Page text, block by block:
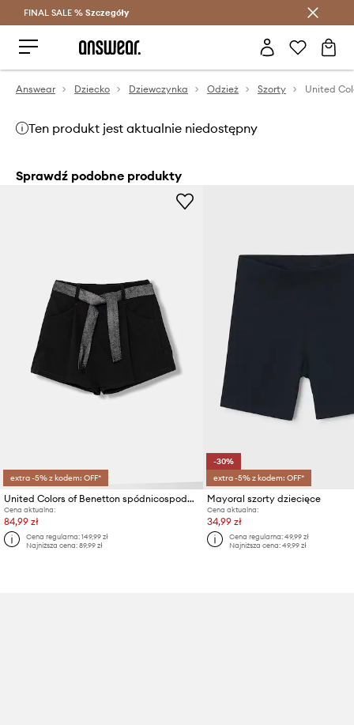
Oszczędzaj z Answear Club >
FINAL SALE % Szczegóły
Answear Dziecko Dziewczynka Odzież Szorty
Ten produkt jest aktualnie niedostępny
Sprawdź podobne produkty
extra -5% z kodem: OFF*
United Colors of Benetton spódnicospodnie dziecięce
Cena aktualna:
84,99 zł
Cena regularna:149,99 zł
Najniższa cena:89,99 zł
-30%
extra -5% z kodem: OFF*
Mayoral szorty dziecięce
Cena aktualna:
34,99 zł
Cena regularna:49,99 zł
Najniższa cena:49,99 zł